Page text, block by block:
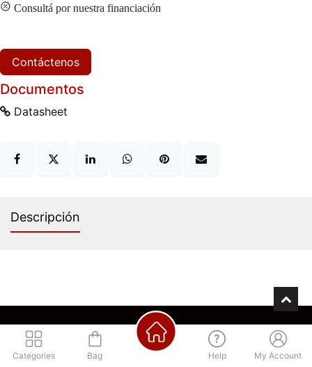
Consultá por nuestra financiación
Contáctenos
Documentos
Datasheet
Descripción
Categories Bag Help My Account
Los mejores precios
Regístrate para acceder